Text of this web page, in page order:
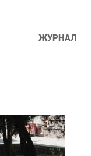
ЖУРНАЛ